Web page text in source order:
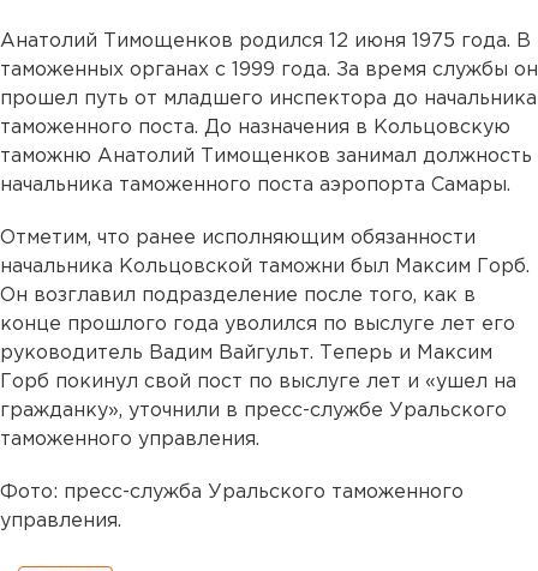
Анатолий Тимощенков родился 12 июня 1975 года. В
таможенных органах с 1999 года. За время службы он
прошел путь от младшего инспектора до начальника
таможенного поста. До назначения в Кольцовскую
таможню Анатолий Тимощенков занимал должность
начальника таможенного поста аэропорта Самары.
Отметим, что ранее исполняющим обязанности
начальника Кольцовской таможни был Максим Горб.
Он возглавил подразделение после того, как в
конце прошлого года уволился по выслуге лет его
руководитель Вадим Вайгульт. Теперь и Максим
Горб покинул свой пост по выслуге лет и «ушел на
гражданку», уточнили в пресс-службе Уральского
таможенного управления.
Фото: пресс-служба Уральского таможенного
управления.